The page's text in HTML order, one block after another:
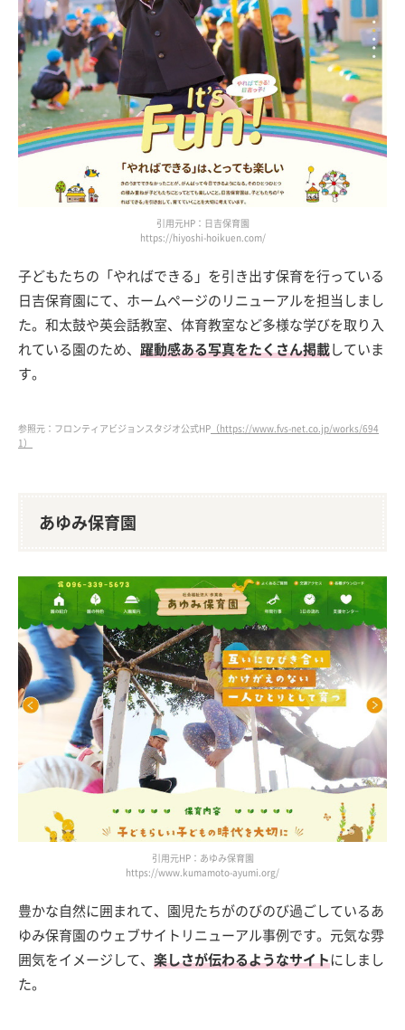
引用元HP：日吉保育園
https://hiyoshi-hoikuen.com/
子どもたちの「やればできる」を引き出す保育を行っている
日吉保育園にて、ホームページのリニューアルを担当しまし
た。和太鼓や英会話教室、体育教室など多様な学びを取り入
れている園のため、 躍動感ある写真をたくさん掲載していま
す。
参照元：フロンティアビジョンスタジオ公式HP （https://www.fvs-net.co.jp/works/694
1）
あゆみ保育園
引用元HP：あゆみ保育園
https://www.kumamoto-ayumi.org/
豊かな自然に囲まれて、園児たちがのびのび過ごしているあ
ゆみ保育園のウェブサイトリニューアル事例です。元気な雰
囲気をイメージして、 楽しさが伝わるようなサイトにしまし
た。